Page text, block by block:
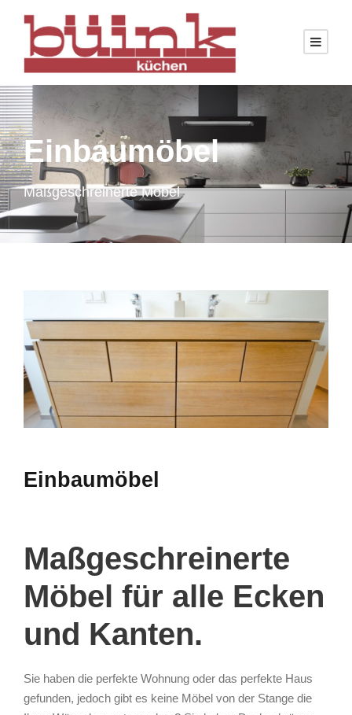
Einbaumöbel
Maßgeschreinerte Möbel
Einbaumöbel
Maßgeschreinerte
Möbel für alle Ecken
und Kanten.
Sie haben die perfekte Wohnung oder das perfekte Haus
gefunden, jedoch gibt es keine Möbel von der Stange die